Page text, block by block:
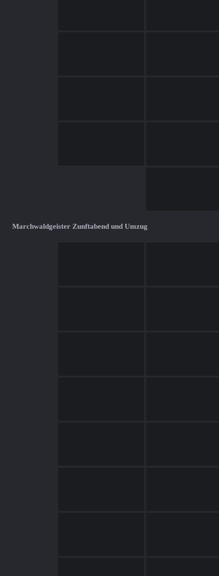
Marchwaldgeister Zunftabend und Umzug